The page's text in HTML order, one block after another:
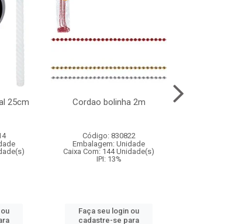
25cm Cordao bolinha 2m
Código: 830822
Embalagem: Unidade
Caixa Com: 144 Unidade(s)
IPI: 13%
Faça seu login ou
cadastre-se para